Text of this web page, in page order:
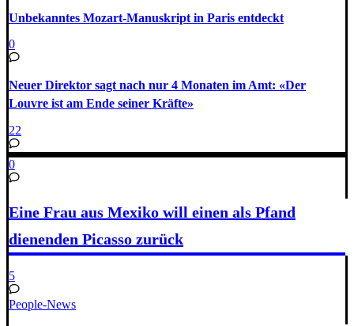
Unbekanntes Mozart-Manuskript in Paris entdeckt
0
Neuer Direktor sagt nach nur 4 Monaten im Amt: «Der
Louvre ist am Ende seiner Kräfte»
22
0
Eine Frau aus Mexiko will einen als Pfand
dienenden Picasso zurück
5
People-News